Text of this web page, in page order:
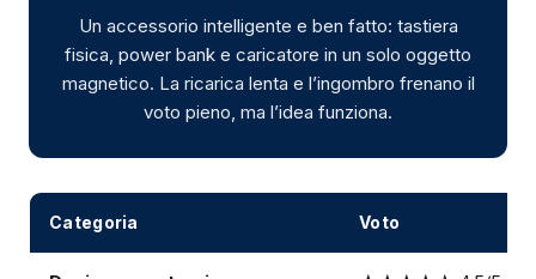
Un accessorio intelligente e ben fatto: tastiera
fisica, power bank e caricatore in un solo oggetto
magnetico. La ricarica lenta e l’ingombro frenano il
voto pieno, ma l’idea funziona.
Categoria Voto